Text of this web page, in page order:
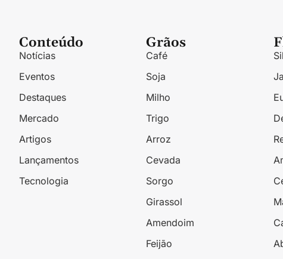
Conteúdo
Notícias
Eventos
Destaques
Mercado
Artigos
Lançamentos
Tecnologia
Grãos
Café
Soja
Milho
Trigo
Arroz
Cevada
Sorgo
Girassol
Amendoim
Feijão